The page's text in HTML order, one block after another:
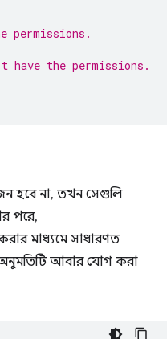
permissions.
have the permissions.
হবে না, তখন সেগুলি
পরে,
মাধ্যমে সাধারণত
আবার যোগ করা